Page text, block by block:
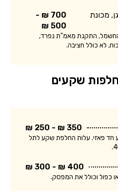
מכונת
700 ₪ -
500 ₪
החשמל, התקנת מאמ"ת נפרד,
לא כולל חציבה.
שקעים
350 ₪ - 250 ₪
חד פאזי. עלות החלפת שקע לתל
400 ₪ - 300 ₪
כפול וכולל את המפסק.